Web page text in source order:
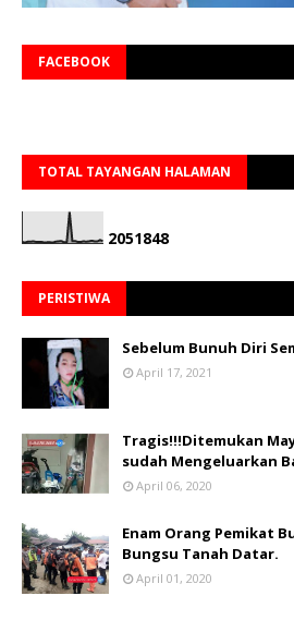
FACEBOOK
TOTAL TAYANGAN HALAMAN
2051848
PERISTIWA
Sebelum Bunuh Diri
April 17, 2021
Tragis!!!Ditemukan
sudah Mengeluarkan
April 06, 2020
Enam Orang Pemikat
Bungsu Tanah Datar.
April 01, 2020